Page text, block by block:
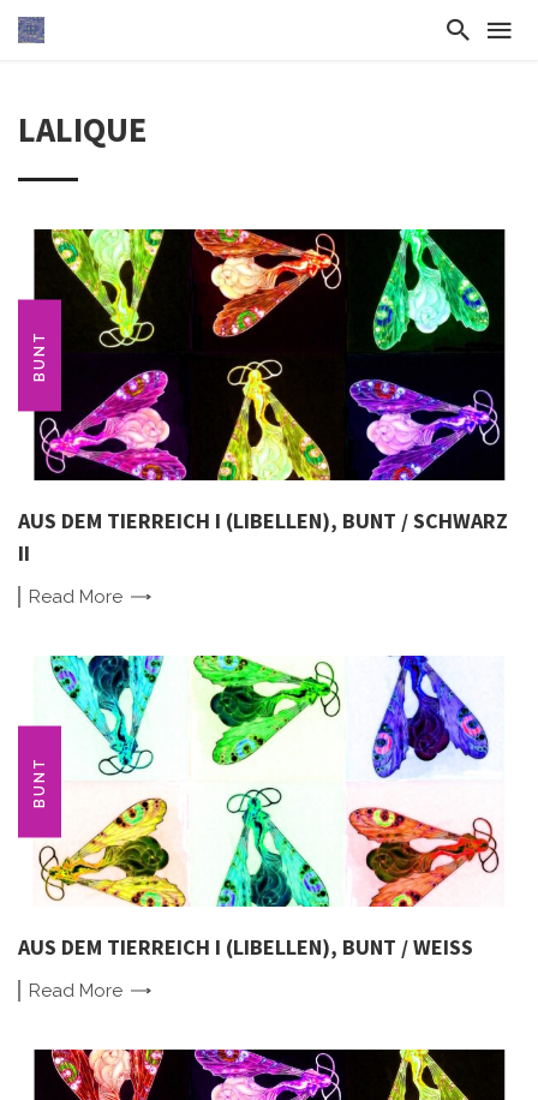
LALIQUE
BUNT
AUS DEM TIERREICH I (LIBELLEN), BUNT / SCHWARZ
II
Read More
BUNT
AUS DEM TIERREICH I (LIBELLEN), BUNT / WEISS
Read More